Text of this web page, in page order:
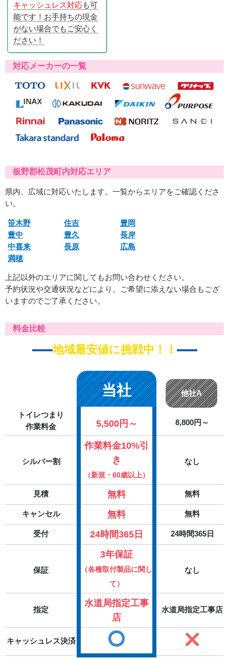
キャッシュレス対応も可
能です！お手持ちの現金
がない場合でもご安心く
ださい！
対応メーカーの一覧
板野郡松茂町内対応エリア
県内、広域に対応いたします。一覧からエリアをご確認くださ
い。
笹木野 住吉
豊岡
豊中
豊久
長岸
中喜来
長原
広島
満穂
上記以外のエリアに関してもお問い合わせください。
予約状況や交通状況などにより。ご希望に添えない場合もござ
いますのでご了承ください。
料金比較
地域最安値に挑戦中！！
当社 他社A
トイレつまり
作業料金
5,500円～ 8,800円～
シルバー割
作業料金10%引
き
（新規・60歳以上）
なし
見積 無料 無料
キャンセル 無料 無料
受付 24時間365日 24時間365日
保証
3年保証
（各種取付製品に関し
て）
なし
指定
水道局指定工事
店
水道局指定工事店
キャッシュレス決済